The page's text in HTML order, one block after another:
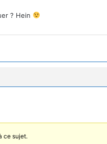
? Hein
ce sujet.